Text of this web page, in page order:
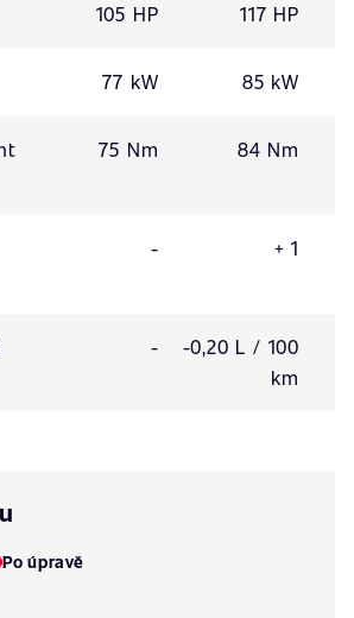
105 HP 117 HP
77 kW 85 kW
75 Nm 84 Nm
- + 1
-
-0,20 L / 100
km
Po úpravě